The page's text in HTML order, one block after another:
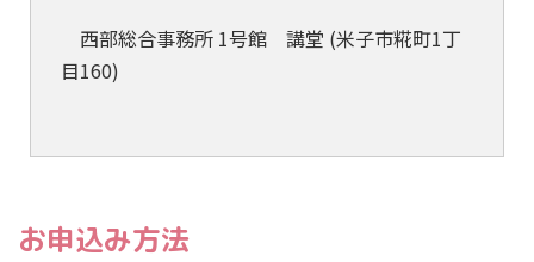
西部総合事務所 1号館 講堂 (米子市糀町1丁
目160)
お申込み方法